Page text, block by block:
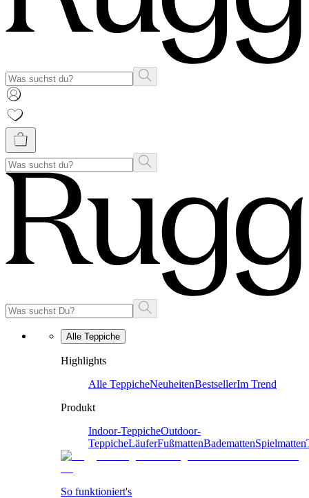
Alle Teppiche
Highlights
Alle TeppicheNeuheitenBestsellerIm Trend
Produkt
Indoor-TeppicheOutdoor-
TeppicheLäuferFußmattenBademattenSpielmatten
So funktioniert's